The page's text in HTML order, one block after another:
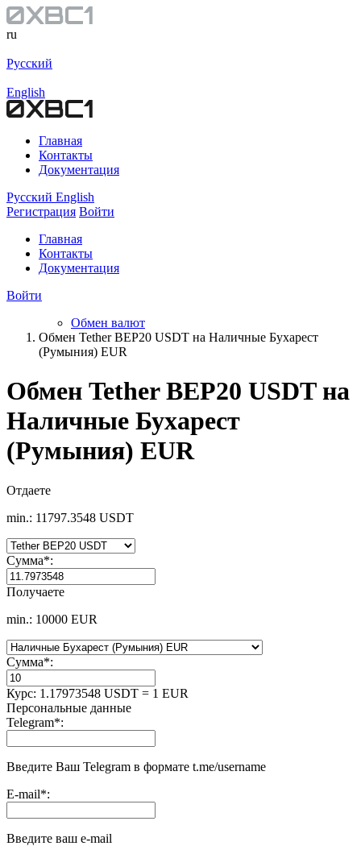
ru
Русский
English
Главная
Контакты
Документация
Русский English
Регистрация Войти
Главная
Контакты
Документация
Войти
Обмен валют
Обмен Tether BEP20 USDT на Наличные Бухарест
(Румыния) EUR
Обмен Tether BEP20 USDT на
Наличные Бухарест
(Румыния) EUR
Отдаете
min.: 11797.3548 USDT
Сумма*:
Получаете
min.: 10000 EUR
Сумма*:
Курс: 1.17973548 USDT = 1 EUR
Персональные данные
Telegram*:
Введите Ваш Telegram в формате t.me/username
E-mail*:
Введите ваш e-mail